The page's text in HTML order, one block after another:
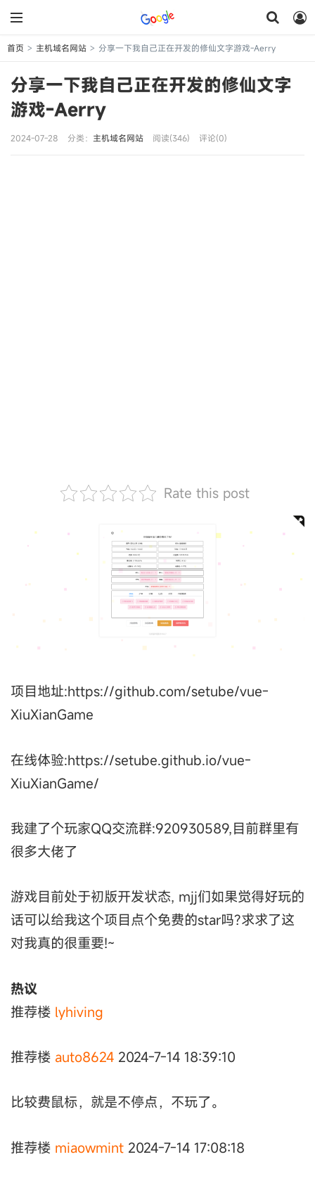
首页 > 主机域名网站 > 分享一下我自己正在开发的修仙文字游戏-Aerry
分享一下我自己正在开发的修仙文字
游戏-Aerry
2024-07-28 分类： 主机域名网站 阅读(346) 评论(0)
Rate this post
项目地址:https://github.com/setube/vue-
XiuXianGame
在线体验:https://setube.github.io/vue-
XiuXianGame/
我建了个玩家QQ交流群:920930589,目前群里有
很多大佬了
游戏目前处于初版开发状态, mjj们如果觉得好玩的
话可以给我这个项目点个免费的star吗?求求了这
对我真的很重要!~
热议
推荐楼 lyhiving
推荐楼 auto8624 2024-7-14 18:39:10
比较费鼠标，就是不停点，不玩了。
推荐楼 miaowmint 2024-7-14 17:08:18